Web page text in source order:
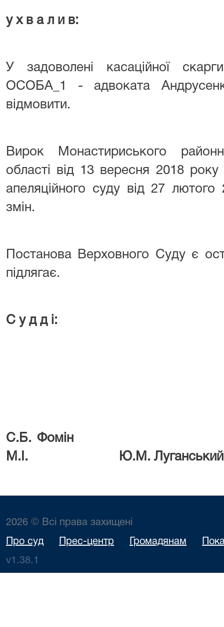
у х в а л и в:
У задоволені касаційної
ОСОБА_1 - адвоката
відмовити.
Вирок Монастириського
області від 13 вересня 2018 року
апеляційного суду від 27
змін.
Постанова Верховного Суду є
підлягає.
С у д д і:
С.Б. Фомін
М.І. Ю.М. Луганський
2026 © Всі права захищені
Про суд Прес-центр Громадянам
v1.38.1